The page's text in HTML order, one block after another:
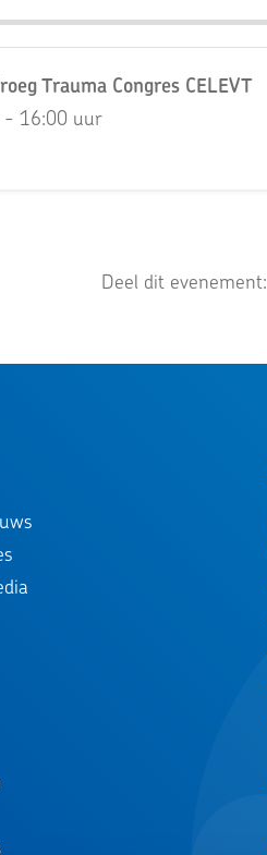
Trauma Congres CELEVT
- 16:00 uur
Deel dit evenement: